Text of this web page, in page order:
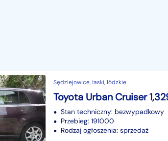
Sędziejowice, łaski, łódzkie
Stan techniczny: bezwypadkowy
Przebieg: 191000
Rodzaj ogłoszenia: sprzedaż